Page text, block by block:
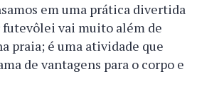
em uma prática divertida
futevôlei vai muito além de
praia; é uma atividade que
de vantagens para o corpo e